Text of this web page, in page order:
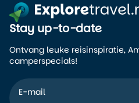
Stay up-to-date
Ontvang leuke reisinspiratie,
camperspecials!